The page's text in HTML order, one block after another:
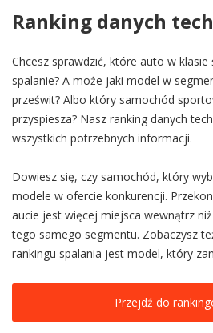
Ranking danych
Chcesz sprawdzić, które auto w
spalanie? A może jaki model w
prześwit? Albo który samochód
przyspiesza? Nasz ranking danych
wszystkich potrzebnych informacji.
Dowiesz się, czy samochód, który
modele w ofercie konkurencji.
aucie jest więcej miejsca wewnątrz
tego samego segmentu. Zobaczysz
rankingu spalania jest model, który
Przejdź do